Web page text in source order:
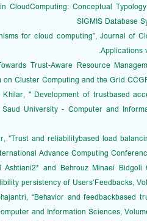
in CloudComputing: Conceptual
SIGMIS Database
for cloud computing”, Journal of
Applications
Trust-Aware Resource
Cluster Computing and the Grid
Khilar, " Development of trustbased
University - Computer and
"Trust and reliabilitybased load
Advance Computing
Ashtiani2* and Behrouz Minaei
persistency of Users’Feedbacks,
“Behavior and
and Information Sciences,